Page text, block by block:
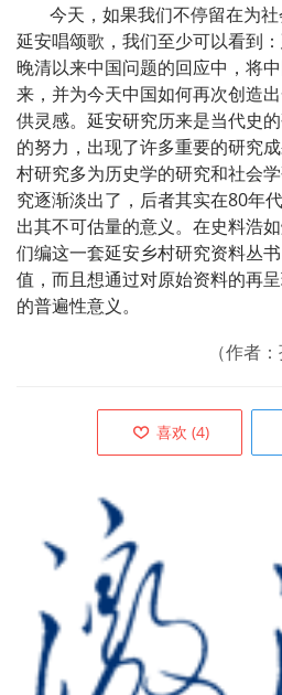
今天，如果我们不停留在为
延安唱颂歌，我们至少可以看到
晚清以来中国问题的回应中，将
来，并为今天中国如何再次创造
供灵感。延安研究历来是当代史
的努力，出现了许多重要的研究
村研究多为历史学的研究和社会
究逐渐淡出了，后者其实在80年
出其不可估量的意义。在史料浩
们编这一套延安乡村研究资料丛
值，而且想通过对原始资料的再
的普遍性意义。
（作者
喜欢 (4)